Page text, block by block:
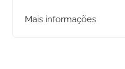
Mais informações